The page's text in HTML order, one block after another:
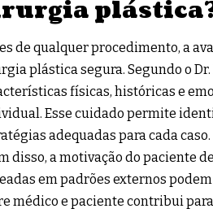
de qualquer procedimento, a
plástica segura. Segundo o
físicas, históricas e
Esse cuidado permite
adequadas para cada caso.
disso, a motivação do paciente
em padrões externos
médico e paciente contribui